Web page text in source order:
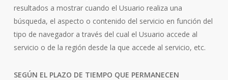
resultados a mostrar cuando el Usuario realiza una
búsqueda, el aspecto o contenido del servicio en función del
tipo de navegador a través del cual el Usuario accede al
servicio o de la región desde la que accede al servicio, etc.
SEGÚN EL PLAZO DE TIEMPO QUE PERMANECEN